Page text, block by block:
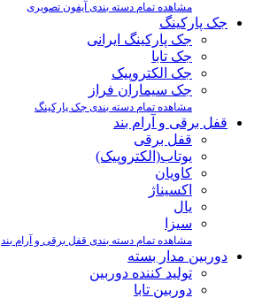
مشاهده تمام دسته بندی آیفون تصویری
جک پارکینگ
جک پارکینگ ایرانی
جک تابا
جک الکتروپیک
جک سیماران فراز
مشاهده تمام دسته بندی جک پارکینگ
قفل برقی و آرام بند
قفل برقی
یوتاب(الکتروپیک)
کاویان
اکسیناژ
یال
سیزا
مشاهده تمام دسته بندی قفل برقی و آرام بند
دوربین مدار بسته
تولید کننده دوربین
دوربین تابا